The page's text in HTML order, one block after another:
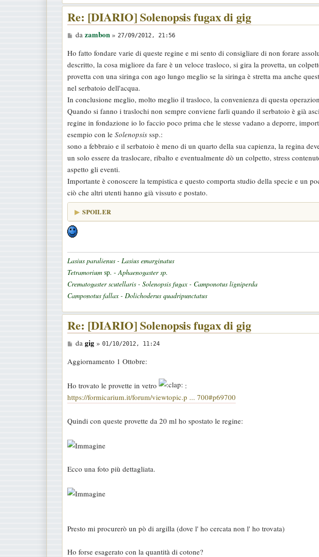
o
Re: [DIARIO] Solenopsis fugax di gig
M
s
s
a
g
g
i
o
da zambon» 27/09/2012, 21:56
Ho fatto fondare varie di queste regine e mi sento di consigliare di non forare
descritto, la cosa migliore da fare è un veloce trasloco, si gira la provetta, un
provetta con una siringa con ago lungo meglio se la siringa è stretta ma anche
nel serbatoio dell'acqua.
In conclusione meglio, molto meglio il trasloco, la convenienza di questa
Quando si fanno i traslochi non sempre conviene farli quando il serbatoio è già
regine in fondazione io lo faccio poco prima che le stesse vadano a deporre,
esempio con le Solenopsis ssp.:
sono a febbraio e il serbatoio è meno di un quarto della sua capienza, la regina
un solo essere da traslocare, ribalto e eventualmente dò un colpetto, stress
aspetto gli eventi.
Importante è conoscere la tempistica e questo comporta studio della specie e un
ciò che altri utenti hanno già vissuto e postato.
SPOILER
Lasius paralienus - Lasius emarginatus
Tetramorium sp. -Aphaenogaster sp.
Crematogaster scutellaris - Solenopsis fugax - Camponotus ligniperda
Camponotus fallax - Dolichoderus quadripunctatus
Re: [DIARIO] Solenopsis fugax di gig
M
s
a
g
i
da gig» 01/10/2012, 11:24
Aggiornamento 1 Ottobre:
Ho trovato le provette in vetro
:
https://formicarium.it/forum/viewtopic.p ... 700#p69700
Quindi con queste provette da 20 ml ho spostato le regine:
Ecco una foto più dettagliata.
Presto mi procurerò un pò di argilla (dove l' ho cercata non l' ho trovata)
Ho forse esagerato con la quantità di cotone?